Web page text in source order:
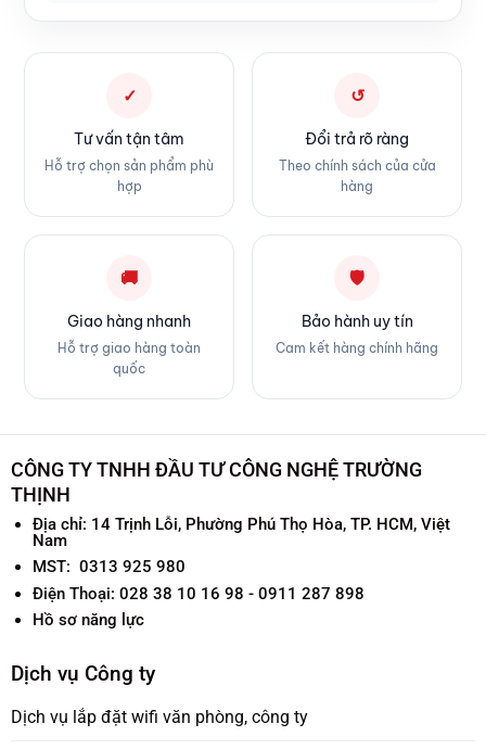
✓
Tư vấn tận tâm
Hỗ trợ chọn sản phẩm phù
hợp
↺
Đổi trả rõ ràng
Theo chính sách của cửa
hàng
🚚
Giao hàng nhanh
Hỗ trợ giao hàng toàn
quốc
🛡
Bảo hành uy tín
Cam kết hàng chính hãng
CÔNG TY TNHH ĐẦU TƯ CÔNG NGHỆ TRƯỜNG
THỊNH
Địa chỉ: 14 Trịnh Lỗi, Phường Phú Thọ Hòa, TP. HCM, Việt
Nam
MST: 0313 925 980
Điện Thoại: 028 38 10 16 98 - 0911 287 898
Hồ sơ năng lực
Dịch vụ Công ty
Dịch vụ lắp đặt wifi văn phòng, công ty